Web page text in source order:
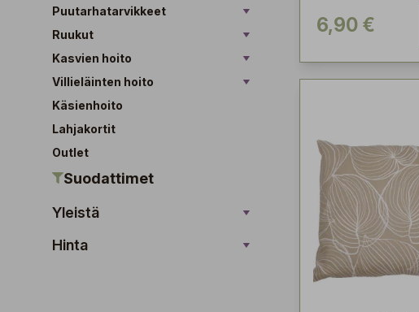
Puutarhatarvikkeet
Ruukut
Kasvien hoito
Villieläinten hoito
Käsienhoito
Lahjakortit
Outlet
Suodattimet
Yleistä
Hinta
6,90 €